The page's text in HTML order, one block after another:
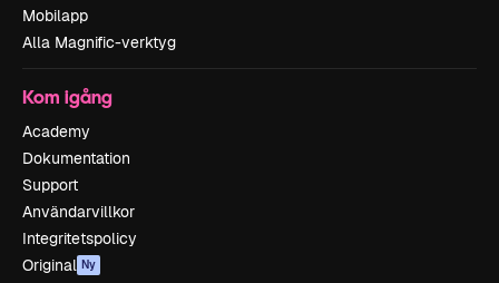
Mobilapp
Alla Magnific-verktyg
Kom igång
Academy
Dokumentation
Support
Användarvillkor
Integritetspolicy
Original Ny